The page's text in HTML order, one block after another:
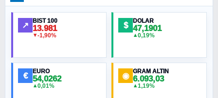
Ankara Zirvesi: NATO Toplantısı mı, Yeni
Ortadoğu Haritasının Provası mı?
MURAT ÖZKAN
↗ BIST 100
13.981
▼-1,90%
$ DOLAR
47,1901
▲0,19%
€ EURO
54,0262
▲0,01%
◉ GRAM ALTIN
6.093,03
▲1,19%